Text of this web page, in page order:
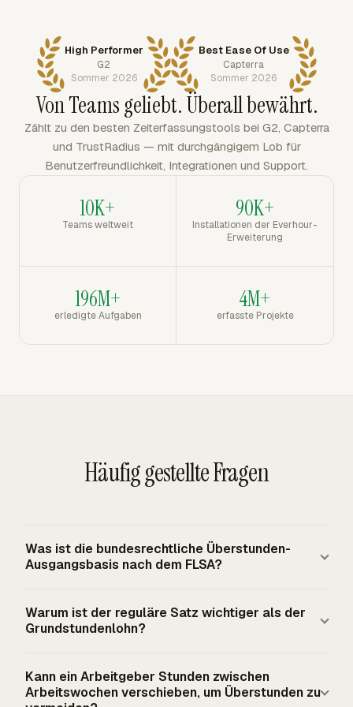
High Performer
G2
Sommer 2026
Best Ease Of Use
Capterra
Sommer 2026
Von Teams geliebt. Überall bewährt.
Zählt zu den besten Zeiterfassungstools bei G2, Capterra
und TrustRadius — mit durchgängigem Lob für
Benutzerfreundlichkeit, Integrationen und Support.
10K+
Teams weltweit
90K+
Installationen der Everhour-
Erweiterung
196M+
erledigte Aufgaben
4M+
erfasste Projekte
Häufig gestellte Fragen
Was ist die bundesrechtliche Überstunden-
Ausgangsbasis nach dem FLSA?
Beschäftigte Überstundenvergütung für Arbeitsstunden
hoch sein wie der reguläre Vergütungssatz des
Beschäftigten. Die bundesrechtliche Ausgangsbasis
Warum ist der reguläre Satz wichtiger als der
Grundstundenlohn?
bewertet werden. Er wird berechnet, indem die
Gesamtvergütung für die Arbeitswoche, abzüglich
Kann ein Arbeitgeber Stunden zwischen
Arbeitswochen verschieben, um Überstunden zu